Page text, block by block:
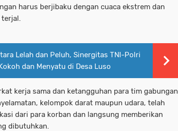
harus berjibaku dengan cuaca ekstrem dan
terjal.
Lelah dan Peluh, Sinergitas TNI-Polri
dan Menyatu di Desa Luso
kerja sama dan ketangguhan para tim gabungan
kelompok darat maupun udara, telah
dari para korban dan langsung memberikan
dibutuhkan.